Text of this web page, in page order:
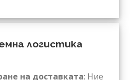
логистика
на доставката: Ние